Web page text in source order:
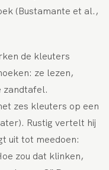
(Bustamante et al.,
de kleuters
ze lezen,
zandtafel.
zes kleuters op een
Rustig vertelt hij
uit tot meedoen:
zou dat klinken,